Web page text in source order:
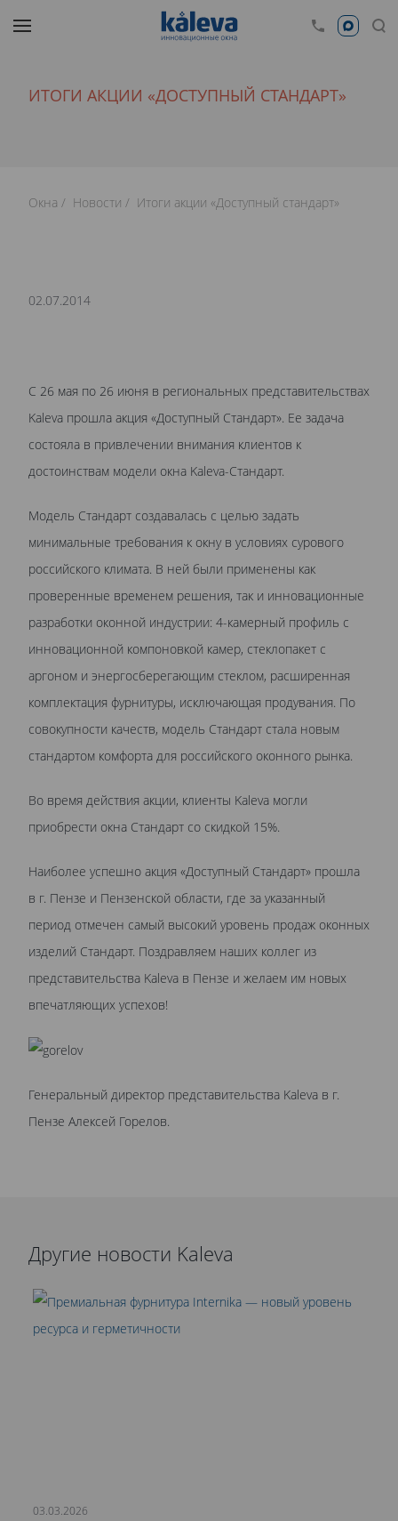
ИТОГИ АКЦИИ «ДОСТУПНЫЙ СТАНДАРТ»
Окна Новости Итоги акции «Доступный стандарт»
02.07.2014
С 26 мая по 26 июня в региональных представительствах
Kaleva прошла акция «Доступный Стандарт». Ее задача
состояла в привлечении внимания клиентов к
достоинствам модели окна Kaleva-Стандарт.
Модель Стандарт создавалась с целью задать
минимальные требования к окну в условиях сурового
российского климата. В ней были применены как
проверенные временем решения, так и инновационные
разработки оконной индустрии: 4-камерный профиль с
инновационной компоновкой камер, стеклопакет с
аргоном и энергосберегающим стеклом, расширенная
комплектация фурнитуры, исключающая продувания. По
совокупности качеств, модель Стандарт стала новым
стандартом комфорта для российского оконного рынка.
Во время действия акции, клиенты Kaleva могли
приобрести окна Стандарт со скидкой 15%.
Наиболее успешно акция «Доступный Стандарт» прошла
в г. Пензе и Пензенской области, где за указанный
период отмечен самый высокий уровень продаж оконных
изделий Стандарт. Поздравляем наших коллег из
представительства Kaleva в Пензе и желаем им новых
впечатляющих успехов!
Генеральный директор представительства Kaleva в г.
Пензе Алексей Горелов.
Другие новости Kaleva
03.03.2026